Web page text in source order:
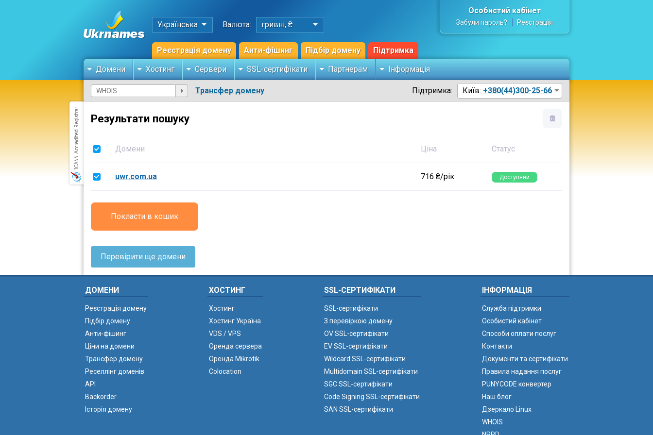
Українська Валюта: гривні, ₴
Реєстрація домену Анти-фішинг Підбір домену Підтримка
Особистий кабінет
Забули пароль? Реєстрація
Домени Хостинг Сервери SSL-сертифікати Партнерам Інформація
Трансфер домену Підтримка: Київ: +380(44)300-25-66
Результати пошуку
Домени Ціна Статус
uwr.com.ua 716 ₴/рік Доступний
Покласти в кошик
Перевірити ще домени
ДОМЕНИ
Реєстрація домену
Підбір домену
Анти-фішинг
Ціни на домени
Трансфер домену
Реселлінг доменів
API
Backorder
Історія домену
ХОСТИНГ
Хостинг
Хостинг Україна
VDS / VPS
Оренда сервера
Оренда Mikrotik
Colocation
SSL-СЕРТИФІКАТИ
SSL-сертифікати
З перевіркою домену
OV SSL-сертифікати
EV SSL-сертифікати
Wildcard SSL-сертифікати
Multidomain SSL-сертифікати
SGC SSL-сертифікати
Code Signing SSL-сертифікати
SAN SSL-сертифікати
ІНФОРМАЦІЯ
Служба підтримки
Особистий кабінет
Способи оплати послуг
Контакти
Документи та сертифікати
Правила надання послуг
PUNYCODE конвертер
Наш блог
Дзеркало Linux
WHOIS